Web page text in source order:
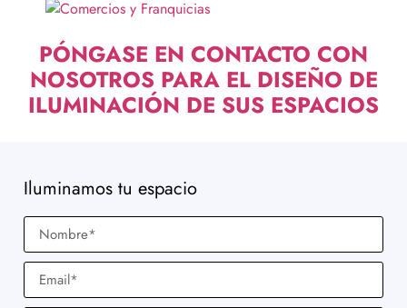
PÓNGASE EN CONTACTO CON
NOSOTROS PARA EL DISEÑO DE
ILUMINACIÓN DE SUS ESPACIOS
Iluminamos tu espacio